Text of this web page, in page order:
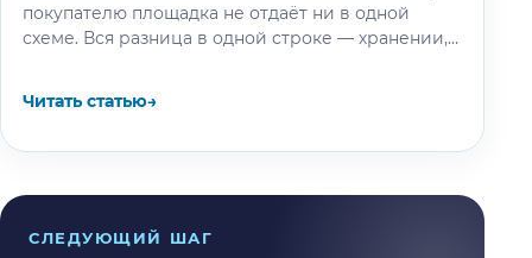
покупателю площадка не отдаёт ни в одной
схеме. Вся разница в одной строке — хранении,
Читать статью→
СЛЕДУЮЩИЙ ШАГ